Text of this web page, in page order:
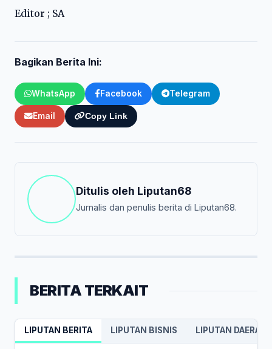
Editor ; SA
Bagikan Berita Ini:
WhatsApp Facebook Telegram
Email Copy Link
Ditulis oleh Liputan68
Jurnalis dan penulis berita di Liputan68.
BERITA TERKAIT
LIPUTAN BERITA LIPUTAN BISNIS LIPUTAN DAERAH